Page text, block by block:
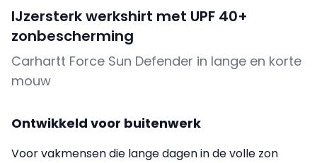
IJzersterk werkshirt met UPF 40+
zonbescherming
Carhartt Force Sun Defender in lange en korte
mouw
Ontwikkeld voor buitenwerk
Voor vakmensen die lange dagen in de volle zon